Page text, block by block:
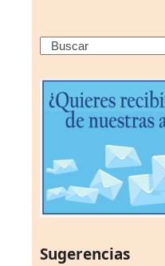
Search
Sugerencias